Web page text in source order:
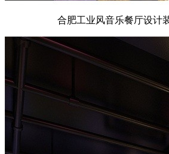
合肥工业风音乐餐厅设计